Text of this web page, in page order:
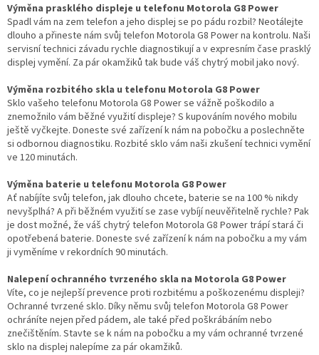
Výměna prasklého displeje u telefonu Motorola G8 Power
Spadl vám na zem telefon a jeho displej se po pádu rozbil? Neotálejte
dlouho a přineste nám svůj telefon Motorola G8 Power na kontrolu. Naši
servisní technici závadu rychle diagnostikují a v expresním čase prasklý
displej vymění. Za pár okamžiků tak bude váš chytrý mobil jako nový.
Výměna rozbitého skla u telefonu Motorola G8 Power
Sklo vašeho telefonu Motorola G8 Power se vážně poškodilo a
znemožnilo vám běžné využití displeje? S kupováním nového mobilu
ještě vyčkejte. Doneste své zařízení k nám na pobočku a poslechněte
si odbornou diagnostiku. Rozbité sklo vám naši zkušení technici vymění
ve 120 minutách.
Výměna baterie u telefonu Motorola G8 Power
Ať nabíjíte svůj telefon, jak dlouho chcete, baterie se na 100 % nikdy
nevyšplhá? A při běžném využití se zase vybíjí neuvěřitelně rychle? Pak
je dost možné, že váš chytrý telefon Motorola G8 Power trápí stará či
opotřebená baterie. Doneste své zařízení k nám na pobočku a my vám
ji vyměníme v rekordních 90 minutách.
Nalepení ochranného tvrzeného skla na Motorola G8 Power
Víte, co je nejlepší prevence proti rozbitému a poškozenému displeji?
Ochranné tvrzené sklo. Díky němu svůj telefon Motorola G8 Power
ochráníte nejen před pádem, ale také před poškrábáním nebo
znečištěním. Stavte se k nám na pobočku a my vám ochranné tvrzené
sklo na displej nalepíme za pár okamžiků.